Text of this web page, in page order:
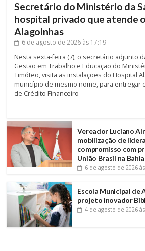
Secretário do Ministério da
hospital privado que atende o
Alagoinhas
6 de agosto de 2026 às 17:19
Nesta sexta-feira (7), o secretário adjunto
Gestão em Trabalho e Educação do
Timóteo, visita as instalações do Hospital
município de mesmo nome, para entregar
de Crédito Financeiro
Vereador Luciano
mobilização de
compromisso com
União Brasil na Bahia
6 de agosto de 2026
Escola Municipal de
projeto inovador
4 de agosto de 2026